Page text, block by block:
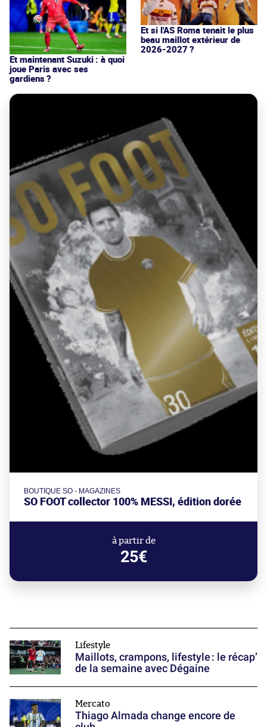
Et maintenant Suzuki : à quoi
joue Paris avec ses
gardiens ?
Et si l'AS Roma tenait le plus
beau maillot extérieur de
2026-2027 ?
BOUTIQUE SO - MAGAZINES
SO FOOT collector 100% MESSI, édition dorée
à partir de
25€
Lifestyle
Maillots, crampons, lifestyle : le récap’
de la semaine avec Dégaine
Mercato
Thiago Almada change encore de